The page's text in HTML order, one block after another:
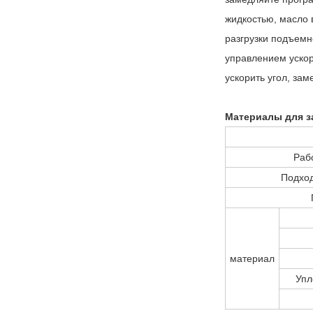
жидкостью, масло
разгрузки
управлением
ускорить угол,
Материалы для
материал